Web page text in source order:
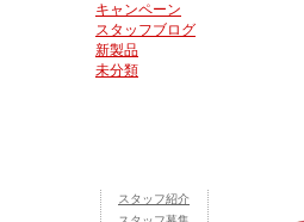
キャンペーン
スタッフブログ
新製品
未分類
スタッフ紹介